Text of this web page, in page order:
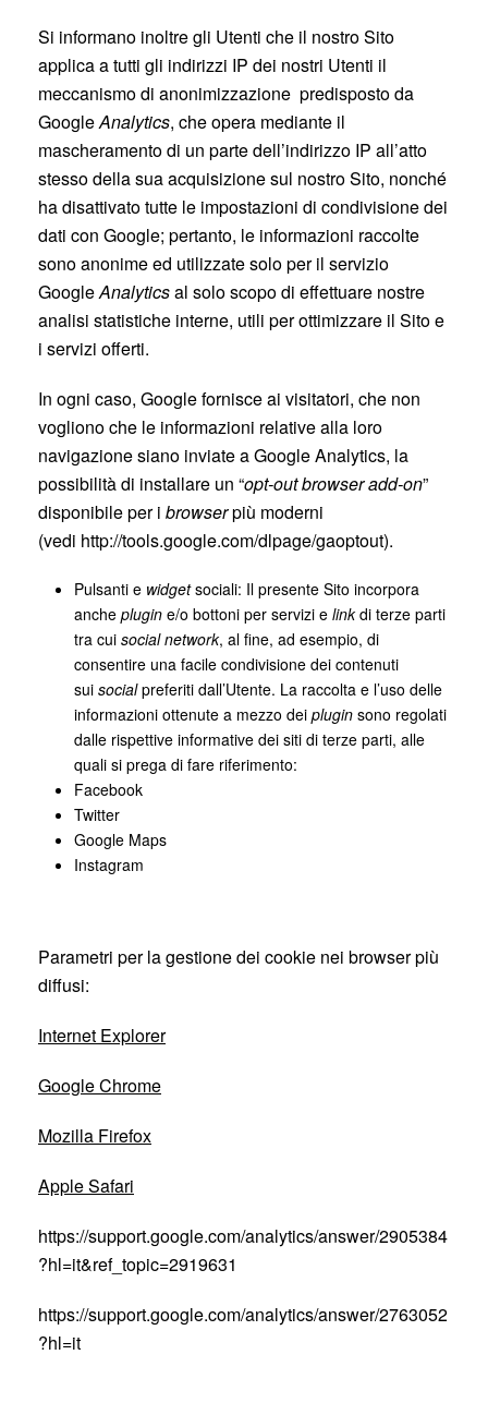
Si informano inoltre gli Utenti che il nostro Sito
applica a tutti gli indirizzi IP dei nostri Utenti il
meccanismo di anonimizzazione predisposto da
GoogleAnalytics, che opera mediante il
mascheramento di un parte dell’indirizzo IP all’atto
stesso della sua acquisizione sul nostro Sito, nonché
ha disattivato tutte le impostazioni di condivisione dei
dati con Google; pertanto, le informazioni raccolte
sono anonime ed utilizzate solo per il servizio
GoogleAnalyticsal solo scopo di effettuare nostre
analisi statistiche interne, utili per ottimizzare il Sito e
i servizi offerti.
In ogni caso, Google fornisce ai visitatori, che non
vogliono che le informazioni relative alla loro
navigazione siano inviate a Google Analytics, la
possibilità di installare un “opt-out browser add-on”
disponibile per i browserpiù moderni
(vedi http://tools.google.com/dlpage/gaoptout).
Pulsanti e widgetsociali: Il presente Sito incorpora
anche plugine/o bottoni per servizi e linkdi terze parti
tra cui social network, al fine, ad esempio, di
consentire una facile condivisione dei contenuti
sui socialpreferiti dall’Utente. La raccolta e l’uso delle
informazioni ottenute a mezzo dei pluginsono regolati
dalle rispettive informative dei siti di terze parti, alle
quali si prega di fare riferimento:
Facebook
Twitter
Google Maps
Instagram
Parametri per la gestione dei cookie nei browser più
diffusi:
Internet Explorer
Google Chrome
Mozilla Firefox
Apple Safari
https://support.google.com/analytics/answer/2905384
?hl=it&ref_topic=2919631
https://support.google.com/analytics/answer/2763052
?hl=it